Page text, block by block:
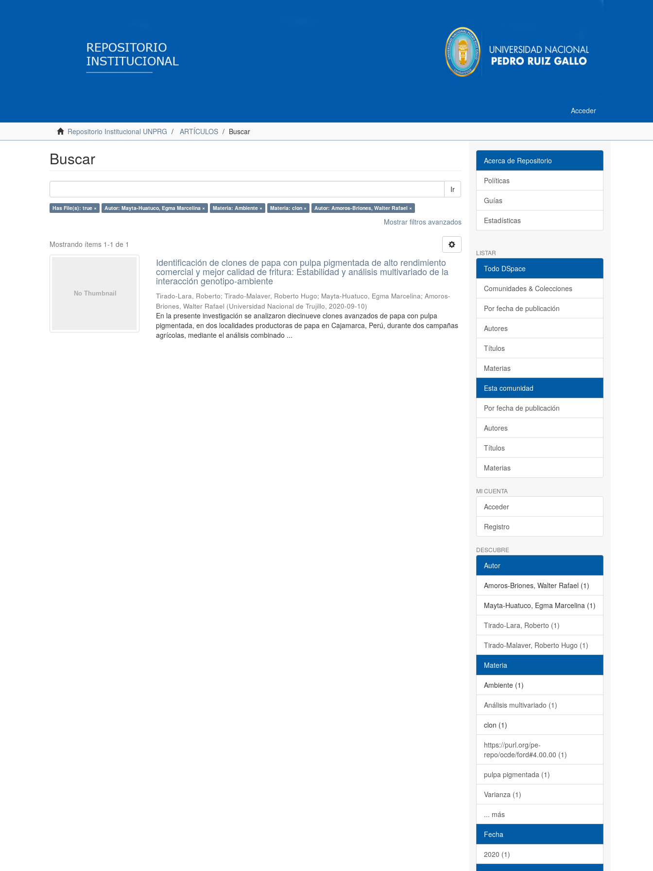
Acceder
Repositorio Institucional UNPRG ARTÍCULOS Buscar
Buscar
Ir
Has File(s): true × Autor: Mayta-Huatuco, Egma Marcelina × Materia: Ambiente × Materia: clon × Autor: Amoros-Briones, Walter Rafael ×
Mostrar filtros avanzados
Mostrando ítems 1-1 de 1
Identificación de clones de papa con pulpa pigmentada de alto rendimiento
comercial y mejor calidad de fritura: Estabilidad y análisis multivariado de la
interacción genotipo-ambiente
Tirado-Lara, Roberto;Tirado-Malaver, Roberto Hugo; Mayta-Huatuco, Egma Marcelina;Amoros-
Briones, Walter Rafael (Universidad Nacional de Trujillo,2020-09-10)
En la presente investigación se analizaron diecinueve clones avanzados de papa con pulpa
pigmentada, en dos localidades productoras de papa en Cajamarca, Perú, durante dos campañas
agrícolas, mediante el análisis combinado ...
Acerca de Repositorio
Políticas
Guías
Estadísticas
LISTAR
Todo DSpace
Comunidades & Colecciones
Por fecha de publicación
Autores
Títulos
Materias
Esta comunidad
Por fecha de publicación
Autores
Títulos
Materias
MI CUENTA
Acceder
Registro
DESCUBRE
Autor
Amoros-Briones, Walter Rafael (1)
Mayta-Huatuco, Egma Marcelina (1)
Tirado-Lara, Roberto (1)
Tirado-Malaver, Roberto Hugo (1)
Materia
Ambiente (1)
Análisis multivariado (1)
clon (1)
https://purl.org/pe-
repo/ocde/ford#4.00.00 (1)
pulpa pigmentada (1)
Varianza (1)
... más
Fecha
2020 (1)